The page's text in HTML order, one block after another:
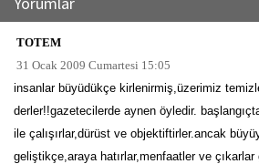
TOTEM
31 Ocak 2009 Cumartesi 15:05
insanlar büyüdükçe kirlenirmiş,üzerimiz
derler!!gazetecilerde aynen öyledir.
ile çalışırlar,dürüst ve objektiftirler.ancak
geliştikçe,araya hatırlar,menfaatler ve